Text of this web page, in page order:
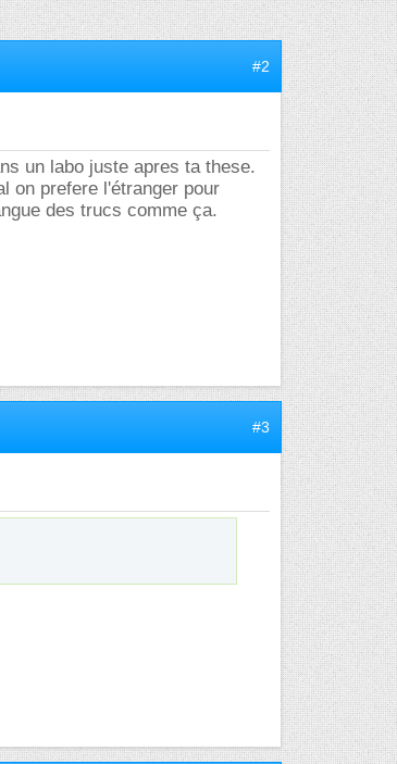
#2
un labo juste apres ta these.
on prefere l'étranger pour
des trucs comme ça.
#3